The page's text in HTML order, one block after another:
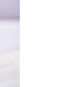
CHEVEUX &
ET